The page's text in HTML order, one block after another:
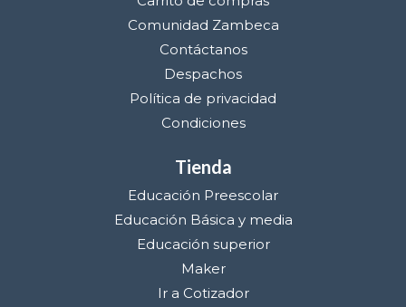
Comunidad Zambeca
Contáctanos
Despachos
Política de privacidad
Condiciones
Tienda
Educación Preescolar
Educación Básica y media
Educación superior
Maker
Ir a Cotizador